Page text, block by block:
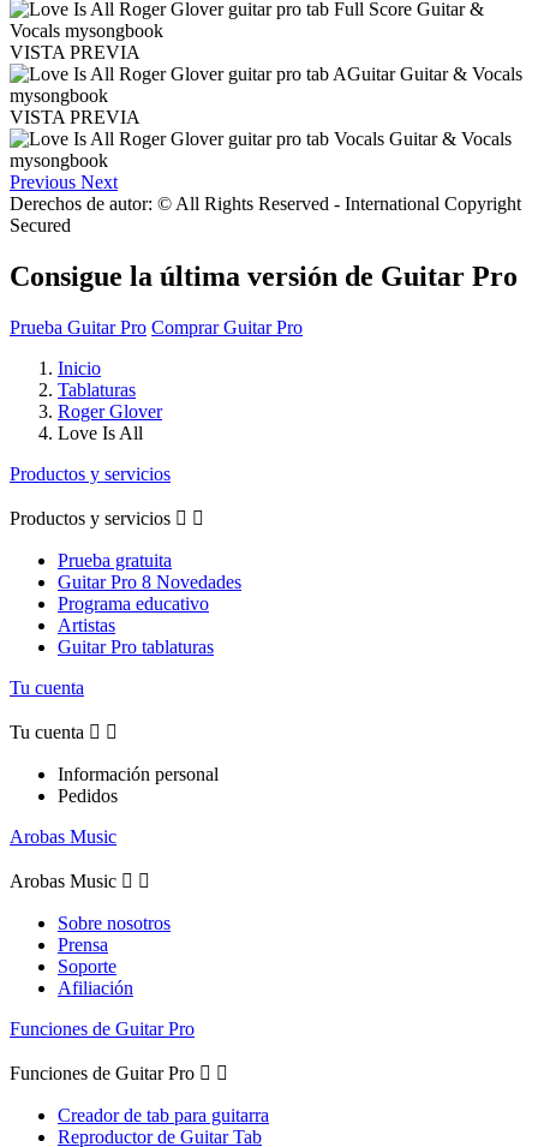
VISTA PREVIA
VISTA PREVIA
Previous Next
Derechos de autor: © All Rights Reserved - International Copyright
Secured
Consigue la última versión de Guitar Pro
Prueba Guitar Pro Comprar Guitar Pro
Inicio
Tablaturas
Roger Glover
Love Is All
Productos y servicios
Productos y servicios  
Prueba gratuita
Guitar Pro 8 Novedades
Programa educativo
Artistas
Guitar Pro tablaturas
Tu cuenta
Tu cuenta  
Información personal
Pedidos
Arobas Music
Arobas Music  
Sobre nosotros
Prensa
Soporte
Afiliación
Funciones de Guitar Pro
Funciones de Guitar Pro  
Creador de tab para guitarra
Reproductor de Guitar Tab